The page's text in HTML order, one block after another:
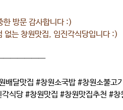
한 방문 감사합니다 :)
없는 창원맛집, 임진각식당입니다 :)
배달맛집 #창원소국밥 #창원소불고
식당 #창원맛집 #창원맛집추천 #창